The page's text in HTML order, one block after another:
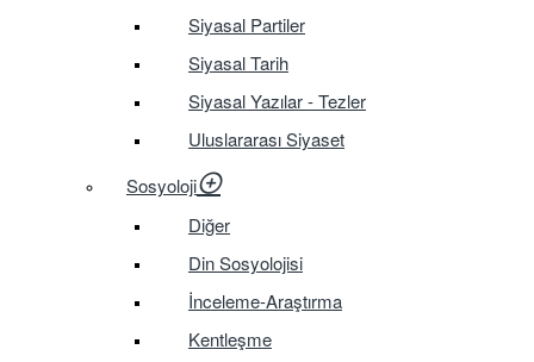
Siyasal Partiler
Siyasal Tarih
Siyasal Yazılar - Tezler
Uluslararası Siyaset
Sosyoloji
Diğer
Din Sosyolojisi
İnceleme-Araştırma
Kentleşme